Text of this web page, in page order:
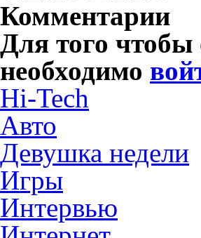
Комментарии
Для того
необходимо
Hi-Tech
Авто
Девушка недели
Игры
Интервью